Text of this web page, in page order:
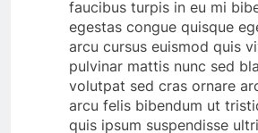
faucibus turpis in eu mi
egestas congue quisque
arcu cursus euismod quis
pulvinar mattis nunc sed
volutpat sed cras ornare
arcu felis bibendum ut
quis ipsum suspendisse